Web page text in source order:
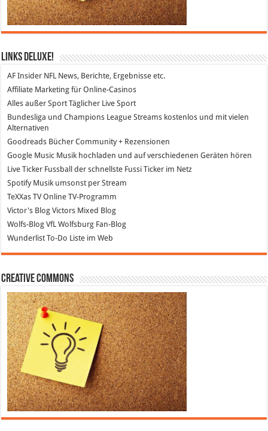
Links DeLuXe!
AF Insider NFL News, Berichte, Ergebnisse etc.
Affiliate Marketing für Online-Casinos
Alles außer Sport Täglicher Live Sport
Bundesliga und Champions League Streams kostenlos und mit vielen
Alternativen
Goodreads Bücher Community + Rezensionen
Google Music Musik hochladen und auf verschiedenen Geräten hören
Live Ticker Fussball der schnellste Fussi Ticker im Netz
SpotifyMusik umsonst per Stream
TeXXas TVOnline TV-Programm
Victor's Blog Victors Mixed Blog
Wolfs-Blog VfL Wolfsburg Fan-Blog
Wunderlist To-Do Liste im Web
Creative Commons